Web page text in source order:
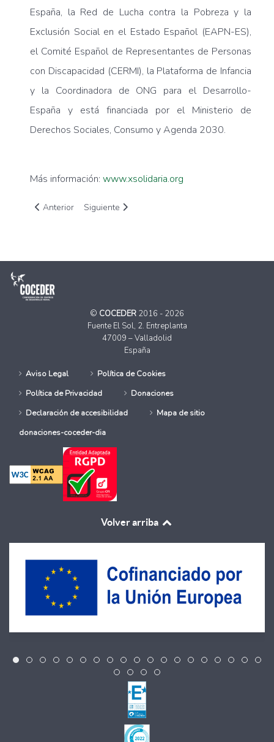
España, la Red de Lucha contra la Pobreza y la
Exclusión Social en el Estado Español (EAPN-ES),
el Comité Español de Representantes de Personas
con Discapacidad (CERMI), la Plataforma de Infancia
y la Coordinadora de ONG para el Desarrollo-
España y está financiada por el Ministerio de
Derechos Sociales, Consumo y Agenda 2030.
Más información: www.xsolidaria.org
Artículo anterior: COCEDER aporta la experiencia del
Anterior Artículo siguiente: Mujeres rurales vulnerables,
Siguiente
© COCEDER 2016 - 2026
Fuente El Sol, 2. Entreplanta
47009 – Valladolid
España
Aviso Legal
Política de Cookies
Política de Privacidad
Donaciones
Declaración de accesibilidad
Mapa de sitio
donaciones-coceder-dia
Volver arriba